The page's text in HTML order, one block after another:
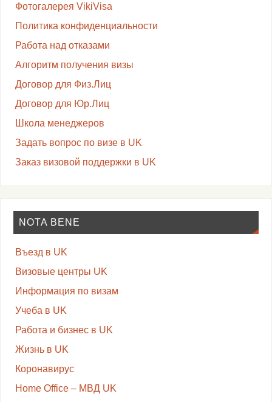
Фотогалерея VikiVisa
Политика конфиденциальности
Работа над отказами
Алгоритм получения визы
Договор для Физ.Лиц
Договор для Юр.Лиц
Школа менеджеров
Задать вопрос по визе в UK
Заказ визовой поддержки в UK
NOTA BENE
Въезд в UK
Визовые центры UK
Информация по визам
Учеба в UK
Работа и бизнес в UK
Жизнь в UK
Коронавирус
Home Office – МВД UK